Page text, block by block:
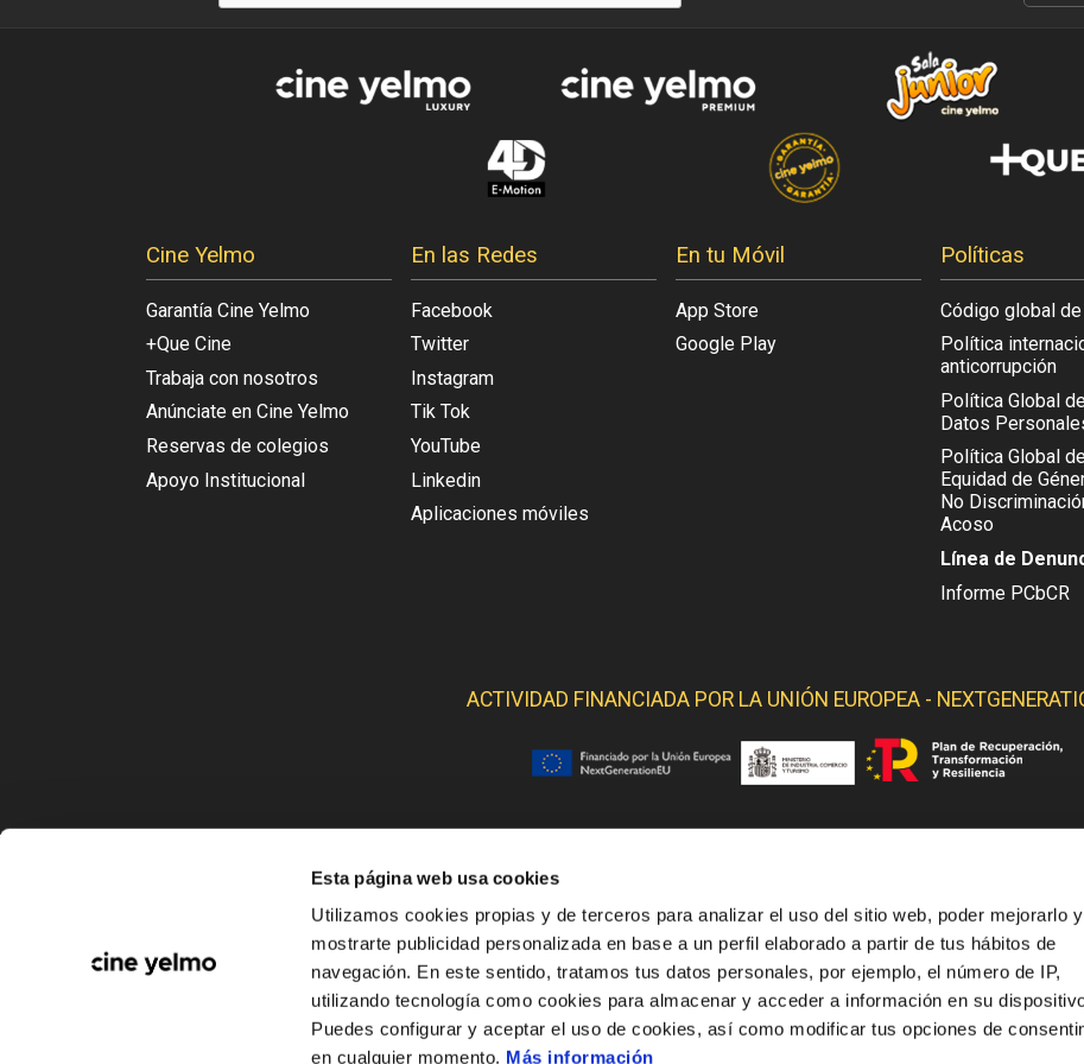
Esta página web usa cookies
Utilizamos cookies propias y de terceros para analizar el uso del sitio web, poder mejorarlo y
mostrarte publicidad personalizada en base a un perfil elaborado a partir de tus hábitos de
navegación. En este sentido, tratamos tus datos personales, por ejemplo, el número de IP,
utilizando tecnología como cookies para almacenar y acceder a información en su
Puedes configurar y aceptar el uso de cookies, así como modificar tus opciones de
en cualquier momento. Más información
Cine Yelmo
Garantía Cine Yelmo
+Que Cine
Trabaja con nosotros
Anúnciate en Cine Yelmo
Reservas de colegios
Apoyo Institucional
En las Redes
Facebook
Twitter
Instagram
Tik Tok
YouTube
Linkedin
Aplicaciones móviles
En tu Móvil
App Store
Google Play
Políticas
Código global
Política
anticorrupción
Política Global
Datos
Política Global
Equidad de
No
Acoso
Línea de
Informe PCbCR
ACTIVIDAD FINANCIADA POR LA UNIÓN EUROPEA -
CINE YELMO OBTIENE SOPORTE DE LOS SIGUIENTES